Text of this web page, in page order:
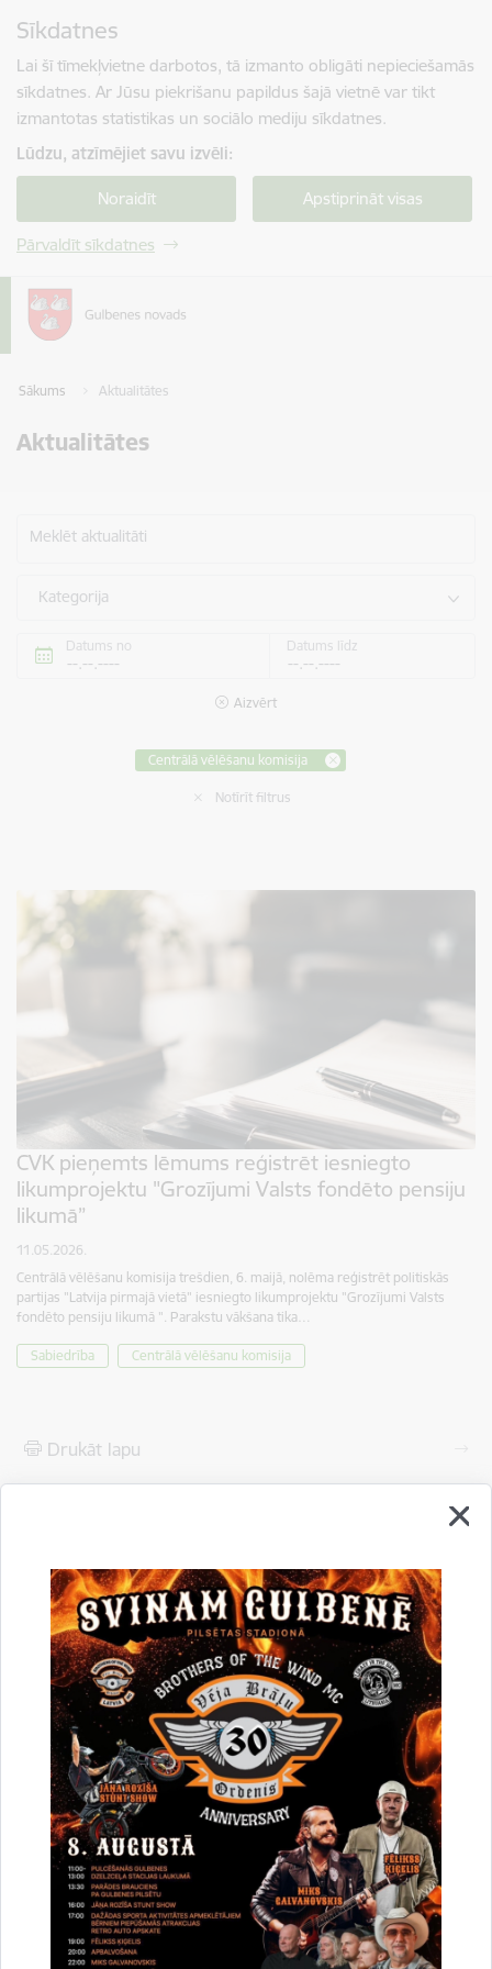
Sīkdatnes
Lai šī tīmekļvietne darbotos, tā izmanto obligāti nepieciešamās
sīkdatnes. Ar Jūsu piekrišanu papildus šajā vietnē var tikt
izmantotas statistikas un sociālo mediju sīkdatnes.
Lūdzu, atzīmējiet savu izvēli:
Noraidīt Apstiprināt visas
Pārvaldīt sīkdatnes
Sākums Aktualitātes
Aktualitātes
Meklēt aktualitāti
Kategorija
Datums no Datums līdz
Aizvērt
Centrālā vēlēšanu komisija
Notīrīt filtrus
CVK pieņemts lēmums reģistrēt iesniegto
likumprojektu "Grozījumi Valsts fondēto pensiju
likumā”
11.05.2026.
Centrālā vēlēšanu komisija trešdien, 6. maijā, nolēma reģistrēt politiskās
partijas "Latvija pirmajā vietā" iesniegto likumprojektu "Grozījumi Valsts
fondēto pensiju likumā ". Parakstu vākšana tika…
Sabiedrība Centrālā vēlēšanu komisija
Drukāt lapu
Vai šī informācija bija noderīga?
Sniegt atsauksmi